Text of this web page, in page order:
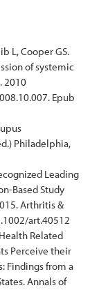
L, Cooper GS.
of systemic
2010
Epub
Philadelphia,
Leading
Based Study
Arthritis &
art.40512
Related
Perceive their
Findings from a
Annals of